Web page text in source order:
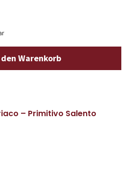
Warenkorb
– Primitivo Salento